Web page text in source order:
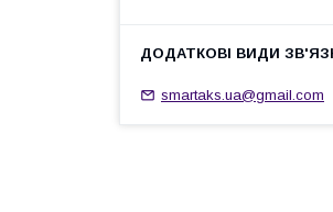
smartaks.ua@gmail.com